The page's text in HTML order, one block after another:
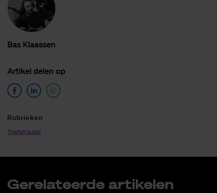
Bas Klaas­sen
Ar­ti­kel de­len op
Ru­brie­ken
Toetsfraude
Ge­re­la­teer­de ar­ti­ke­len